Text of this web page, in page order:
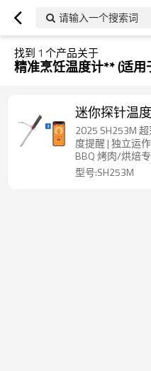
请输入一个搜索词
找到 1 个产品关于
精准烹饪温度计** (适
迷你探针温
2025 SH253M
度提醒 | 独立运
BBQ 烤肉/烘焙
型号:SH253M